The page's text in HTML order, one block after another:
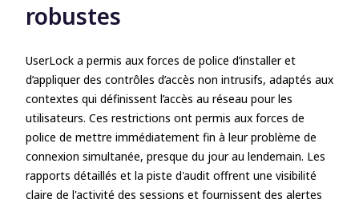
robustes
UserLock a permis aux forces de police d’installer et
d’appliquer des contrôles d’accès non intrusifs, adaptés aux
contextes qui définissent l’accès au réseau pour les
utilisateurs. Ces restrictions ont permis aux forces de
police de mettre immédiatement fin à leur problème de
connexion simultanée, presque du jour au lendemain. Les
rapports détaillés et la piste d'audit offrent une visibilité
claire de l'activité des sessions et fournissent des alertes